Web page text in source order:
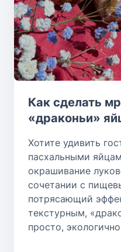
Как сделать
«драконьи»
Хотите удивить
пасхальными
окрашивание
сочетании с
потрясающий
текстурным,
просто,